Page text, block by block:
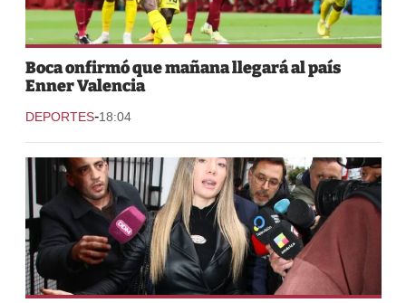
Boca onfirmó que mañana llegará al país
Enner Valencia
DEPORTES-18:04